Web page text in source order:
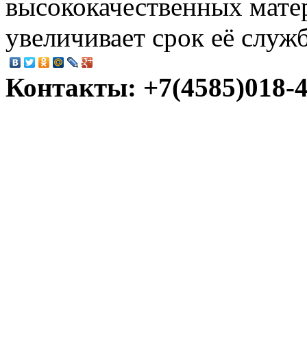
высококачественных
увеличивает срок её
Контакты: